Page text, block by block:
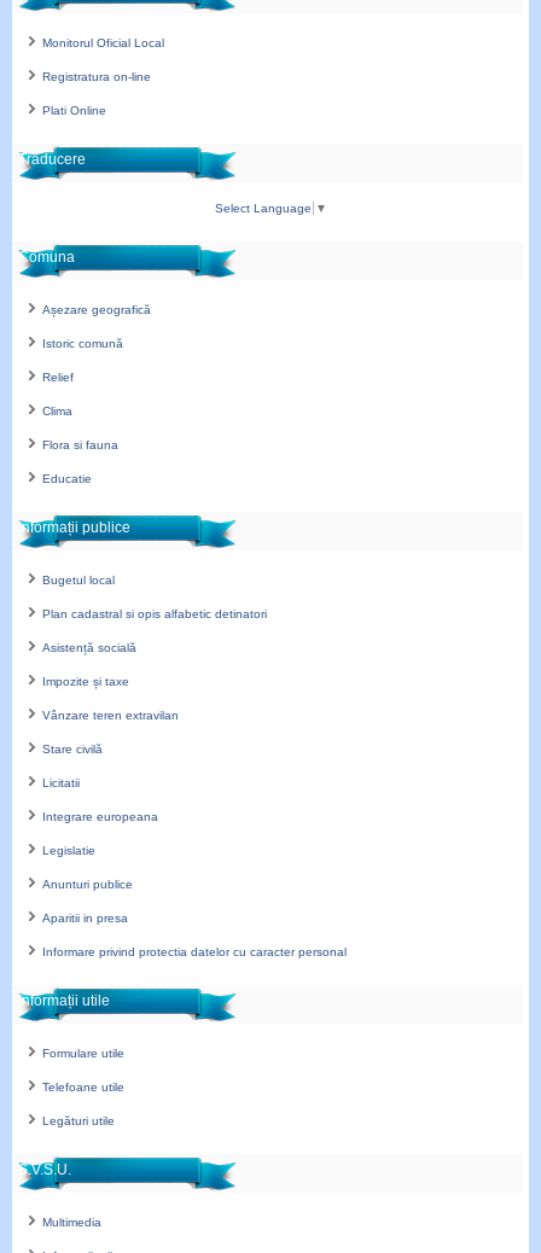
Monitorul Oficial Local
Registratura on-line
Plati Online
Traducere
Select Language ▼
Comuna
Așezare geografică
Istoric comună
Relief
Clima
Flora si fauna
Educatie
Informații publice
Bugetul local
Plan cadastral si opis alfabetic detinatori
Asistență socială
Impozite și taxe
Vânzare teren extravilan
Stare civilă
Licitatii
Integrare europeana
Legislatie
Anunturi publice
Aparitii in presa
Informare privind protectia datelor cu caracter personal
Informații utile
Formulare utile
Telefoane utile
Legături utile
S.V.S.U.
Multimedia